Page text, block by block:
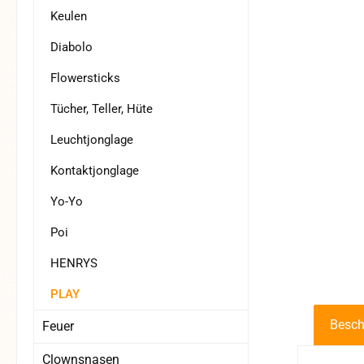
Keulen
Diabolo
Flowersticks
Tücher, Teller, Hüte
Leuchtjonglage
Kontaktjonglage
Yo-Yo
Poi
HENRYS
PLAY
Feuer
Clownsnasen